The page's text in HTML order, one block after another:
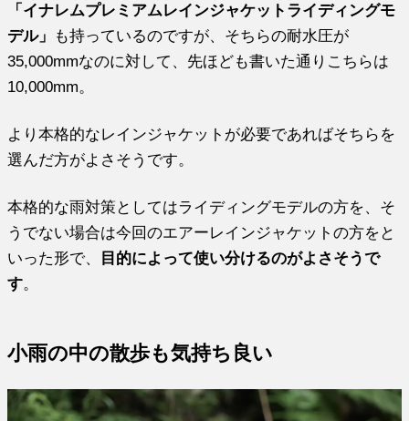
「イナレムプレミアムレインジャケットライディングモ
デル」
も持っているのですが、そちらの耐水圧が
35,000mmなのに対して、先ほども書いた通りこちらは
10,000mm。
より本格的なレインジャケットが必要であればそちらを
選んだ方がよさそうです。
本格的な雨対策としてはライディングモデルの方を、そ
うでない場合は今回のエアーレインジャケットの方をと
いった形で、
目的によって使い分けるのがよさそうで
す。
小雨の中の散歩も気持ち良い